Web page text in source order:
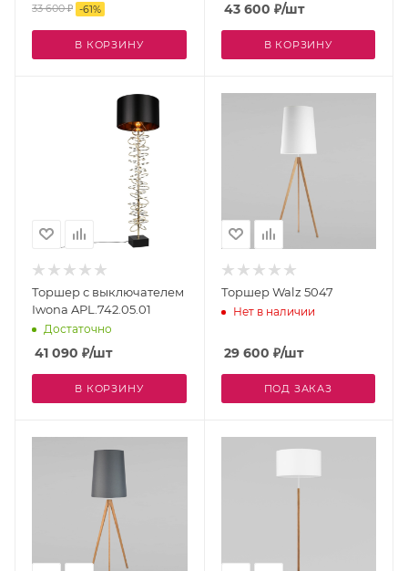
33 600₽ -61%
В КОРЗИНУ
43 600 ₽/шт
В КОРЗИНУ
Торшер с выключателем
Iwona APL.742.05.01
Достаточно
41 090 ₽/шт
В КОРЗИНУ
Торшер Walz 5047
Нет в наличии
29 600 ₽/шт
ПОД ЗАКАЗ